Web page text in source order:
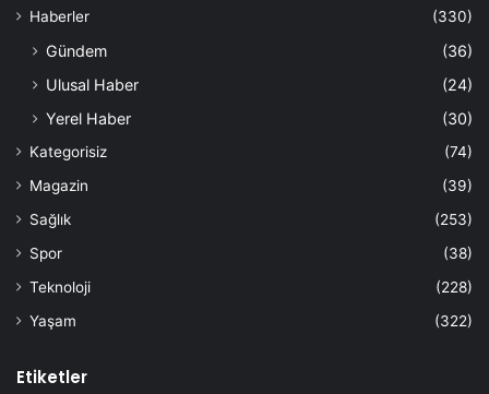
Haberler
(330)
Gündem
(36)
Ulusal Haber
(24)
Yerel Haber
(30)
Kategorisiz
(74)
Magazin
(39)
Sağlık
(253)
Spor
(38)
Teknoloji
(228)
Yaşam
(322)
Etiketler